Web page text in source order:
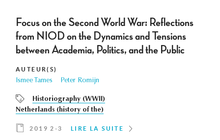
Focus on the Second World War: Reflections
from NIOD on the Dynamics and Tensions
between Academia, Politics, and the Public
AUTEUR(S)
Ismee Tames Peter Romijn
Historiography (WWII)
Netherlands (history of the)
2019 2-3 LIRE LA SUITE